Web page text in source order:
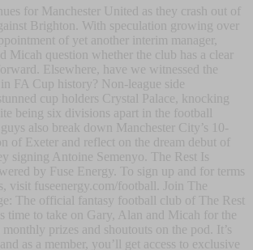
for Manchester United as they crash out of
Brighton. With speculation growing over
of yet another interim manager,
Micah question whether the club has a clear
Elsewhere, have we witnessed the
in FA Cup history? Non-league side
cup holders Crystal Palace, knocking
being six divisions apart in the football
also break down Manchester City’s 10-
of Exeter and reflect on the dream debut of
signing Antoine Semenyo. The Rest Is
by Fuse Energy. To sign up and for terms
visit fuseenergy.com/football. Join The
The official fantasy football club of The Rest
time to take on Gary, Alan and Micah for the
prizes and shoutouts on the pod. It’s
as a member, you’ll get access to exclusive